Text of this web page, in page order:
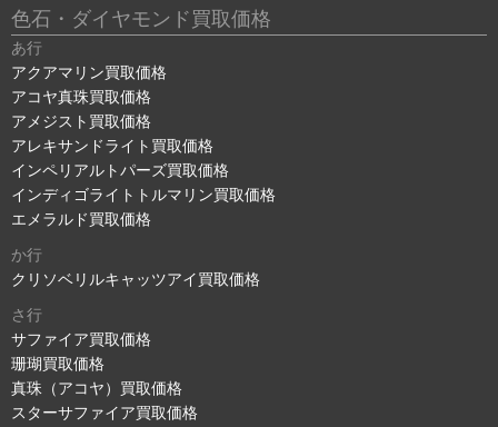
色石・ダイヤモンド買取価格
あ行
アクアマリン買取価格
アコヤ真珠買取価格
アメジスト買取価格
アレキサンドライト買取価格
インペリアルトパーズ買取価格
インディゴライトトルマリン買取価格
エメラルド買取価格
か行
クリソベリルキャッツアイ買取価格
さ行
サファイア買取価格
珊瑚買取価格
真珠（アコヤ）買取価格
スターサファイア買取価格